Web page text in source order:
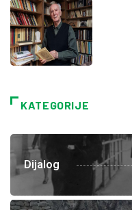
KATEGORIJE
Dijalog